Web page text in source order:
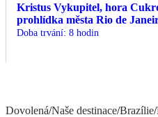
Kristus Vykupitel, hora
prohlídka města Rio de
Doba trvání: 8 hodin
Dovolená/Naše destinace/Brazílie/